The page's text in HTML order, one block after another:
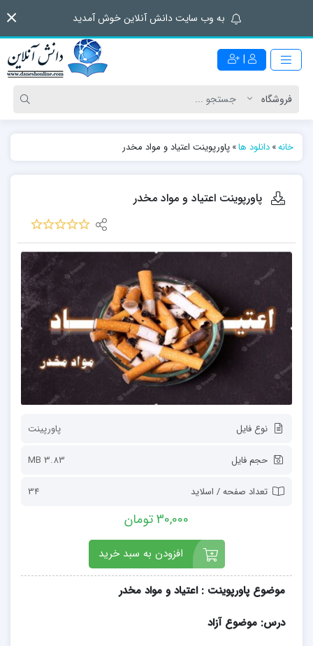
به وب سایت دانش آنلاین خوش آمدید
|
خانه»دانلود ها»پاورپوینت اعتیاد و مواد مخدر
پاورپوینت اعتیاد و مواد مخدر
نوع فایل پاورپینت
حجم فایل 3.83 MB
تعداد صفحه / اسلاید 34
30,000 تومان
افزودن به سبد خرید
موضوع پاورپوینت :اعتیاد و مواد مخدر
درس: موضوع آزاد